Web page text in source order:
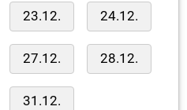
23.12. 24.12.
27.12. 28.12.
31.12.